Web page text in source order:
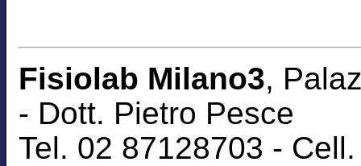
Fisiolab Milano3,
- Dott. Pietro Pesce
Tel. 02 87128703 -